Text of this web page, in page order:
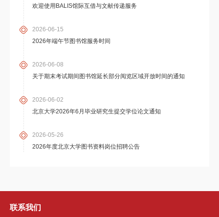
欢迎使用BALIS馆际互借与文献传递服务
2026-06-15
2026年端午节图书馆服务时间
2026-06-08
关于期末考试期间图书馆延长部分阅览区域开放时间的通知
2026-06-02
北京大学2026年6月毕业研究生提交学位论文通知
2026-05-26
2026年度北京大学图书资料岗位招聘公告
联系我们